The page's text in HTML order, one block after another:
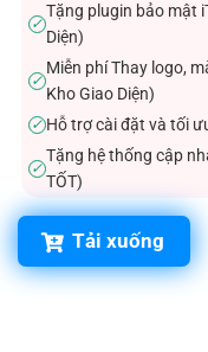
✓
Tặng plugin bảo mật
Diện)
✓
Miễn phí Thay logo,
Kho Giao Diện)
✓Hỗ trợ cài đặt và tối
✓
Tặng hệ thống cập
TỐT)
Tải xuống